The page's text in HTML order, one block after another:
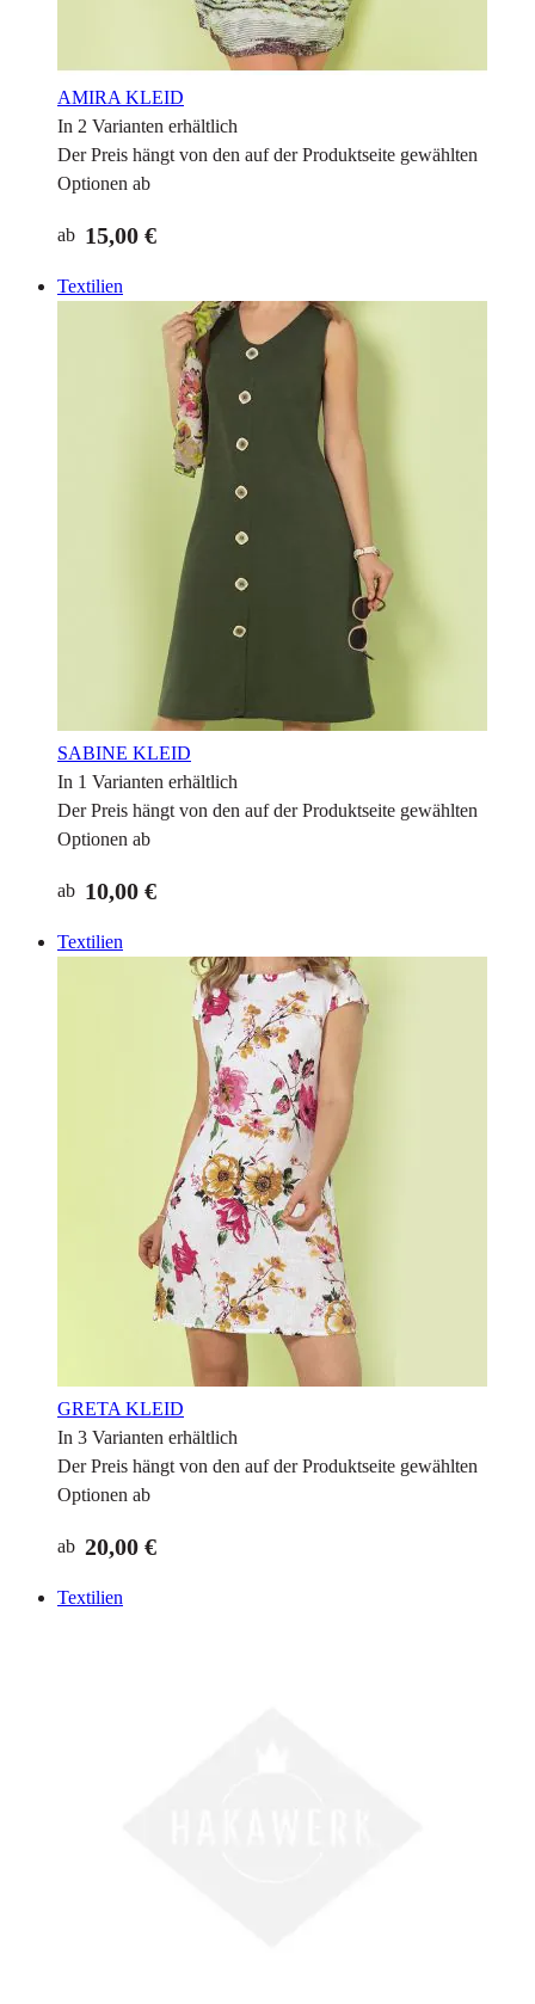
AMIRA KLEID
In 2 Varianten erhältlich
Der Preis hängt von den auf der Produktseite gewählten
Optionen ab
ab 15,00 €
Textilien
SABINE KLEID
In 1 Varianten erhältlich
Der Preis hängt von den auf der Produktseite gewählten
Optionen ab
ab 10,00 €
Textilien
GRETA KLEID
In 3 Varianten erhältlich
Der Preis hängt von den auf der Produktseite gewählten
Optionen ab
ab 20,00 €
Textilien